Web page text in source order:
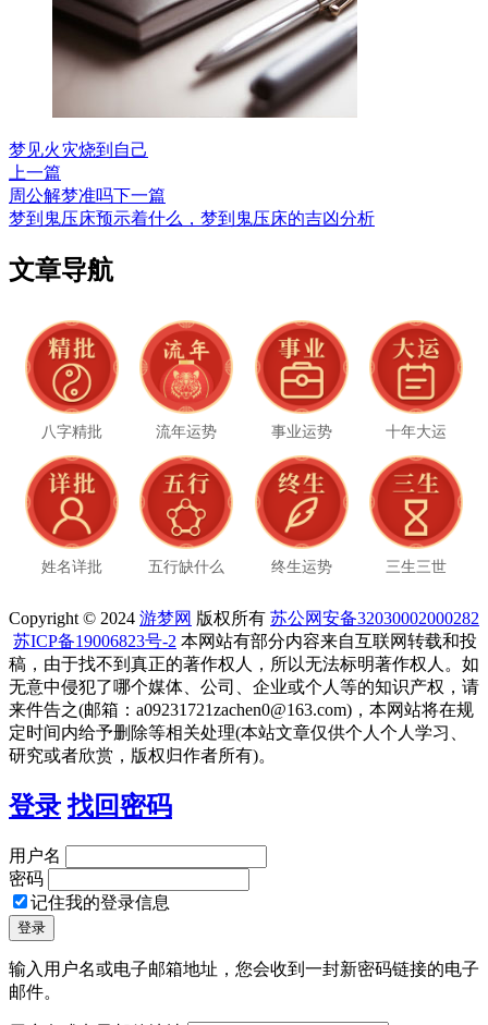
梦见火灾烧到自己
上一篇
周公解梦准吗下一篇
梦到鬼压床预示着什么，梦到鬼压床的吉凶分析
文章导航
八字精批 流年运势 事业运势 十年大运
姓名详批 五行缺什么 终生运势 三生三世
Copyright © 2024 游梦网 版权所有 苏公网安备32030002000282
苏ICP备19006823号-2 本网站有部分内容来自互联网转载和投
稿，由于找不到真正的著作权人，所以无法标明著作权人。如
无意中侵犯了哪个媒体、公司、企业或个人等的知识产权，请
来件告之(邮箱：a09231721zachen0@163.com)，本网站将在规
定时间内给予删除等相关处理(本站文章仅供个人个人学习、
研究或者欣赏，版权归作者所有)。
登录 找回密码
用户名
密码
记住我的登录信息
输入用户名或电子邮箱地址，您会收到一封新密码链接的电子
邮件。